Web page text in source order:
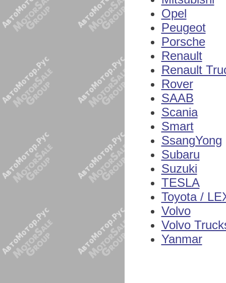
Opel
Peugeot
Porsche
Renault
Renault
Rover
SAAB
Scania
Smart
SsangYong
Subaru
Suzuki
TESLA
Toyota /
Volvo
Volvo
Yanmar